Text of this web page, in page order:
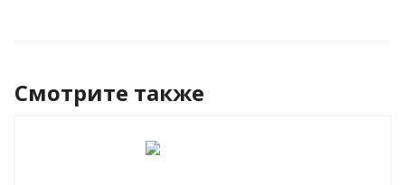
Смотрите также